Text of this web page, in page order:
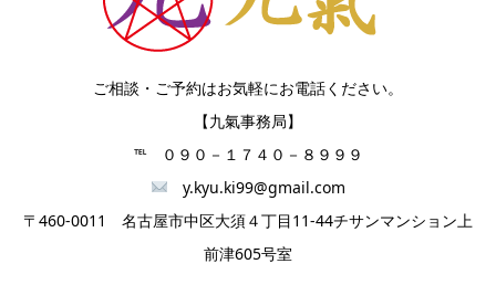
ご相談・ご予約はお気軽にお電話ください。
【九氣事務局】
℡ ０９０－１７４０－８９９９
y.kyu.ki99@gmail.com
〒460-0011 名古屋市中区大須４丁目11-44チサンマンション上
前津605号室